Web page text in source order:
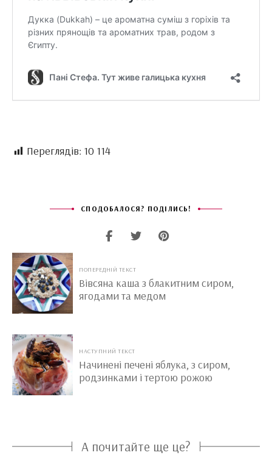
Переглядів: 10 114
СПОДОБАЛОСЯ? ПОДІЛИСЬ!
ПОПЕРЕДНІЙ ТЕКСТ
Вівсяна каша з блакитним сиром,
ягодами та медом
НАСТУПНИЙ ТЕКСТ
Начинені печені яблука, з сиром,
родзинками і тертою рожою
А почитайте ще це?